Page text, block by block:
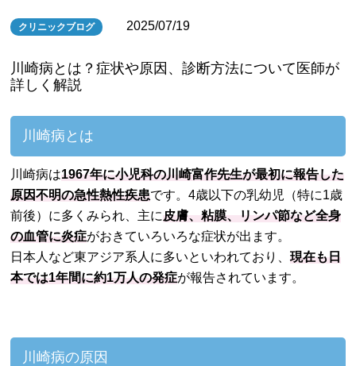
クリニックブログ 2025/07/19
川崎病とは？症状や原因、診断方法について医師が
詳しく解説
川崎病とは
川崎病は1967年に小児科の川崎富作先生が最初に報告した
原因不明の急性熱性疾患です。4歳以下の乳幼児（特に1歳
前後）に多くみられ、主に皮膚、粘膜、リンパ節など全身
の血管に炎症がおきていろいろな症状が出ます。
日本人など東アジア系人に多いといわれており、現在も日
本では1年間に約1万人の発症が報告されています。
川崎病の原因